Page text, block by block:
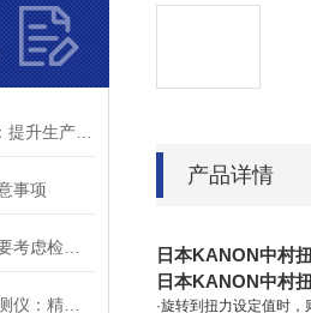
事项
产品详情
日本KANON中村
日本KANON中村
·旋转到扭力设定值时